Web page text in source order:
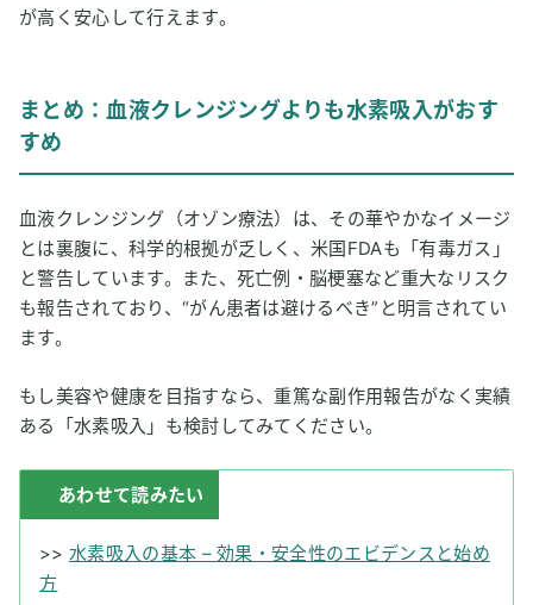
が高く安心して行えます。
まとめ：血液クレンジングよりも水素吸入がおす
すめ
血液クレンジング（オゾン療法）は、その華やかなイメージ
とは裏腹に、科学的根拠が乏しく、米国FDAも「有毒ガス」
と警告しています。また、死亡例・脳梗塞など重大なリスク
も報告されており、“がん患者は避けるべき”と明言されてい
ます。
もし美容や健康を目指すなら、重篤な副作用報告がなく実績
ある「水素吸入」も検討してみてください。
あわせて読みたい
>> 水素吸入の基本 – 効果・安全性のエビデンスと始め
方